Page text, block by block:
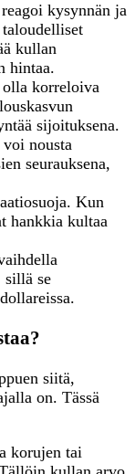
kysynnän ja
kullan
hintaa.
korreloiva
sijoituksena.
nousta
seurauksena,
Kun
hankkia kultaa
sillä se
siitä,
on. Tässä
korujen tai